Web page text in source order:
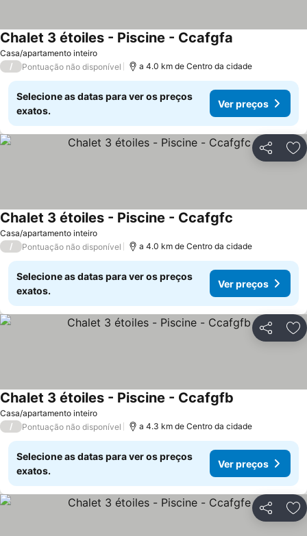
Casa/apartamento inteiro
Chalet 3 étoiles - Piscine - Ccafgfa
/ Pontuação não disponível a 4.0 km de Centro da cidade
Selecione as datas para ver os preços
exatos.
Ver preços
Partilhar
Casa/apartamento inteiro
Chalet 3 étoiles - Piscine - Ccafgfc
/ Pontuação não disponível a 4.0 km de Centro da cidade
Selecione as datas para ver os preços
exatos.
Ver preços
Partilhar
Casa/apartamento inteiro
Chalet 3 étoiles - Piscine - Ccafgfb
/ Pontuação não disponível a 4.3 km de Centro da cidade
Selecione as datas para ver os preços
exatos.
Ver preços
Partilhar